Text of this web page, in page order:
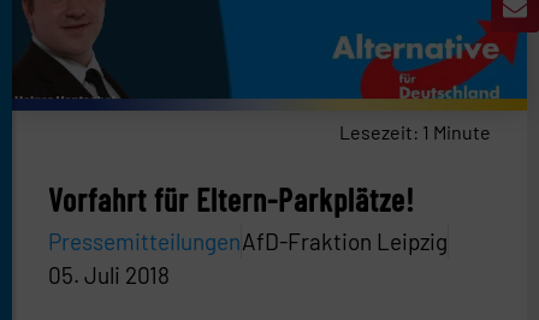
Lesezeit: 1 Minute
Vorfahrt für Eltern-Parkplätze!
PressemitteilungenAfD-Fraktion Leipzig
05. Juli 2018